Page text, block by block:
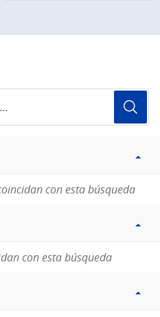
con esta búsqueda
con esta búsqueda